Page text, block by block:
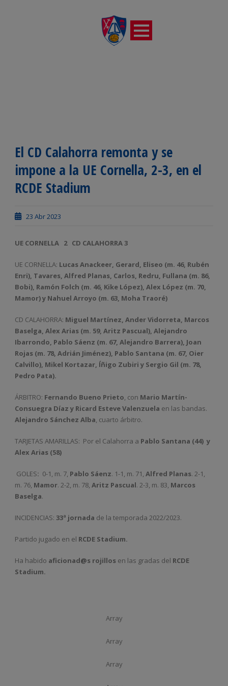
El CD Calahorra remonta y se
impone a la UE Cornella, 2-3, en el
RCDE Stadium
23 Abr 2023
UE CORNELLA 2 CD CALAHORRA 3
UE CORNELLA: Lucas Anackeer, Gerard, Eliseo (m. 46, Rubén
Enri), Tavares, Alfred Planas, Carlos, Redru, Fullana (m. 86,
Bobi), Ramón Folch (m. 46, Kike López), Alex López (m. 70,
Mamor) y Nahuel Arroyo (m. 63, Moha Traoré)
CD CALAHORRA: Miguel Martínez, Ander Vidorreta, Marcos
Baselga, Alex Arias (m. 59, Aritz Pascual), Alejandro
Ibarrondo, Pablo Sáenz (m. 67, Alejandro Barrera), Joan
Rojas (m. 78, Adrián Jiménez), Pablo Santana (m. 67, Oier
Calvillo), Mikel Kortazar, Íñigo Zubiri y Sergio Gil (m. 78,
Pedro Pata).
ÁRBITRO: Fernando Bueno Prieto, con Mario Martín-
Consuegra Díaz y Ricard Esteve Valenzuela en las bandas.
Alejandro Sánchez Alba, cuarto árbitro.
TARJETAS AMARILLAS: Por el Calahorra a Pablo Santana (44) y
Alex Arias (58)
GOLES: 0-1, m. 7, Pablo Sáenz. 1-1, m. 71, Alfred Planas. 2-1,
m. 76, Mamor. 2-2, m. 78, Aritz Pascual. 2-3, m. 83, Marcos
Baselga.
INCIDENCIAS: 33ª jornada de la temporada 2022/2023.
Partido jugado en el RCDE Stadium.
Ha habido aficionad@s rojillos en las gradas del RCDE
Stadium.
Array
Array
Array